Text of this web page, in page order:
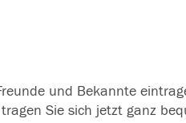
und Bekannte
Sie sich jetzt ganz